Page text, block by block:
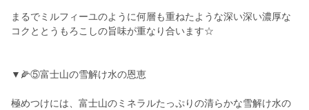
まるでミルフィーユのように何層も重ねたような深い深い濃厚な
コクととうもろこしの旨味が重なり合います☆
▼🌽⑤富士山の雪解け水の恩恵
極めつけには、富士山のミネラルたっぷりの清らかな雪解け水の